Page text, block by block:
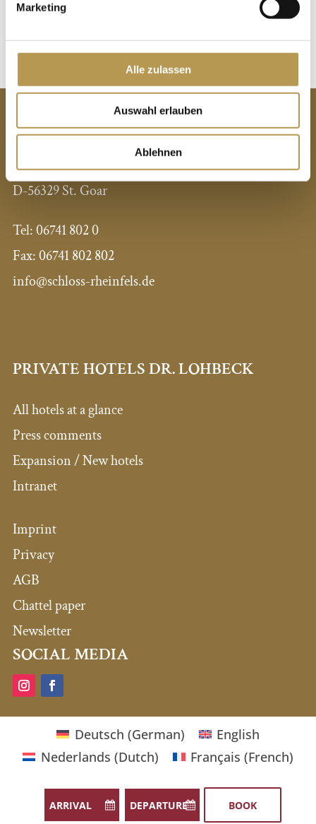
Marketing
Alle zulassen
Auswahl erlauben
Ablehnen
CONTACT
Hotel Rheinfels Castle
Schlossberg 47
D-56329 St. Goar
Tel: 06741 802 0
Fax: 06741 802 802
info@schloss-rheinfels.de
PRIVATE HOTELS DR. LOHBECK
All hotels at a glance
Press comments
Expansion / New hotels
Intranet
Imprint
Privacy
AGB
Chattel paper
Newsletter
SOCIAL MEDIA
Deutsch (German)
English
Nederlands (Dutch) Français (French)